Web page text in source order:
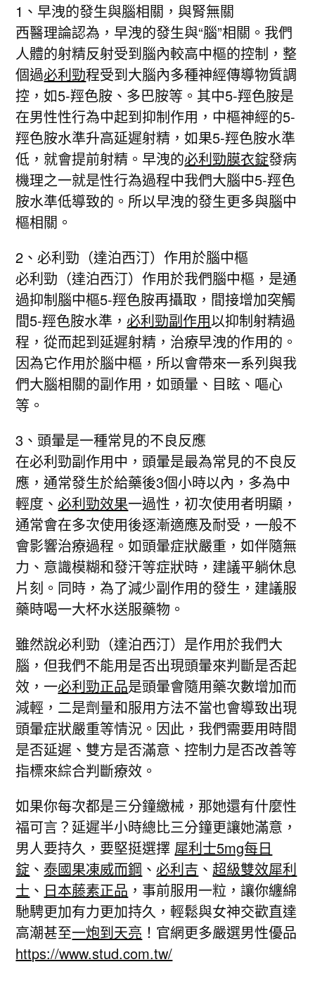
1、早洩的發生與腦相關，與腎無關
西醫理論認為，早洩的發生與“腦”相關。我們
人體的射精反射受到腦內較高中樞的控制，整
個過必利勁程受到大腦內多種神經傳導物質調
控，如5-羥色胺、多巴胺等。其中5-羥色胺是
在男性性行為中起到抑制作用，中樞神經的5-
羥色胺水準升高延遲射精，如果5-羥色胺水準
低，就會提前射精。早洩的必利勁膜衣錠發病
機理之一就是性行為過程中我們大腦中5-羥色
胺水準低導致的。所以早洩的發生更多與腦中
樞相關。
2、必利勁（達泊西汀）作用於腦中樞
必利勁（達泊西汀）作用於我們腦中樞，是通
過抑制腦中樞5-羥色胺再攝取，間接增加突觸
間5-羥色胺水準，必利勁副作用以抑制射精過
程，從而起到延遲射精，治療早洩的作用的。
因為它作用於腦中樞，所以會帶來一系列與我
們大腦相關的副作用，如頭暈、目眩、嘔心
等。
3、頭暈是一種常見的不良反應
在必利勁副作用中，頭暈是最為常見的不良反
應，通常發生於給藥後3個小時以內，多為中
輕度、必利勁效果一過性，初次使用者明顯，
通常會在多次使用後逐漸適應及耐受，一般不
會影響治療過程。如頭暈症狀嚴重，如伴隨無
力、意識模糊和發汗等症狀時，建議平躺休息
片刻。同時，為了減少副作用的發生，建議服
藥時喝一大杯水送服藥物。
雖然說必利勁（達泊西汀）是作用於我們大
腦，但我們不能用是否出現頭暈來判斷是否起
效，一必利勁正品是頭暈會隨用藥次數增加而
減輕，二是劑量和服用方法不當也會導致出現
頭暈症狀嚴重等情況。因此，我們需要用時間
是否延遲、雙方是否滿意、控制力是否改善等
指標來綜合判斷療效。
如果你每次都是三分鐘繳械，那她還有什麼性
福可言？延遲半小時總比三分鐘更讓她滿意，
男人要持久，要堅挺選擇 犀利士5mg每日
錠 、 泰國果凍威而鋼 、必利吉 、 超級雙效犀利
士 、 日本藤素正品 ，事前服用一粒，讓你纏綿
馳騁更加有力更加持久，輕鬆與女神交歡直達
高潮甚至一炮到天亮 ！官網更多嚴選男性優品
https://www.stud.com.tw/